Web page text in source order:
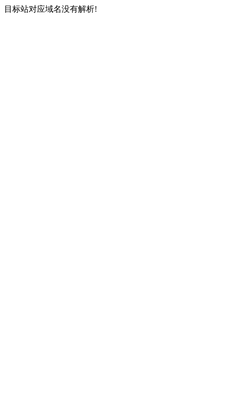
目标站对应域名没有解析!